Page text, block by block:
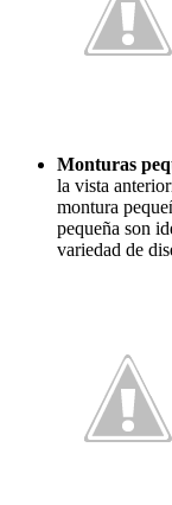
Monturas
la vista
montura
pequeña son
variedad de